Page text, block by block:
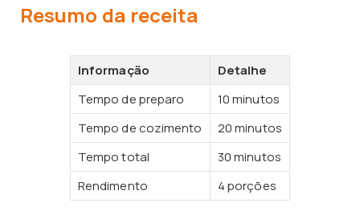
Resumo da receita
Informação
Detalhe
Tempo de preparo
10 minutos
Tempo de cozimento
20 minutos
Tempo total
30 minutos
Rendimento
4 porções